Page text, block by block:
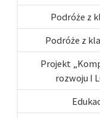
Podróże z
Podróże z
Projekt
rozwoju I